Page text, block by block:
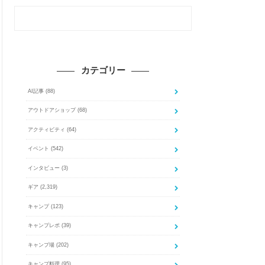
カテゴリー
AI記事 (88)
アウトドアショップ (68)
アクティビティ (64)
イベント (542)
インタビュー (3)
ギア (2,319)
キャンプ (123)
キャンプレポ (39)
キャンプ場 (202)